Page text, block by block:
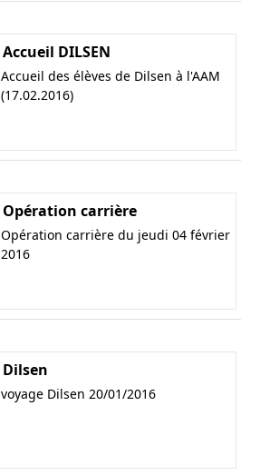
Accueil DILSEN
Accueil des élèves de Dilsen à l'AAM
(17.02.2016)
Opération carrière
Opération carrière du jeudi 04 février
2016
Dilsen
voyage Dilsen 20/01/2016